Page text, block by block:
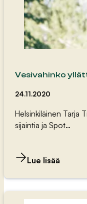
Vesivahinko
24.11.2020
Helsinkiläinen Tarja
sijaintia ja Spot…
Lue lisää